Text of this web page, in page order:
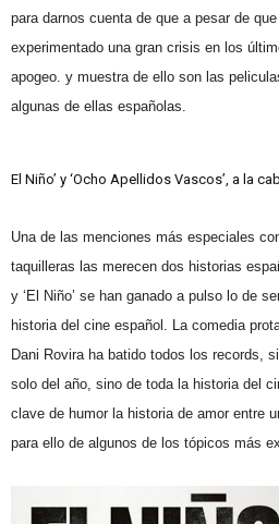
para darnos cuenta de que a pesar de
experimentado una gran crisis en los
apogeo. y muestra de ello son las
algunas de ellas españolas.
El Niño’ y ‘Ocho Apellidos Vascos’, a la
Una de las menciones más especiales
taquilleras las merecen dos historias
y ‘El Niño’ se han ganado a pulso lo de
historia del cine español. La comedia
Dani Rovira ha batido todos los records,
solo del año, sino de toda la historia del
clave de humor la historia de amor entre
para ello de algunos de los tópicos más